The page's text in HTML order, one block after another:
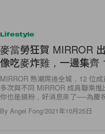
Lifestyle
麥當勞狂賀 MIRROR
像吃麥炸雞，一邊集齊
MIRROR 熱潮席捲全城，12 位
多次與不同 MIRROR 成員聯乘
你也是鏡粉，好消息來了──為慶
By Angel Fong/2021年10月25日